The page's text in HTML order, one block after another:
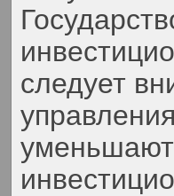
следует
уменьшают